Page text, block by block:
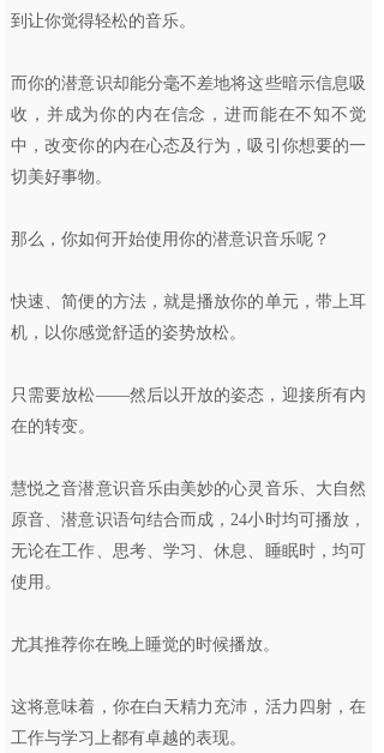
到让你觉得轻松的音乐。
而你的潜意识却能分毫不差地将这些暗示信息吸
收，并成为你的内在信念，进而能在不知不觉
中，改变你的内在心态及行为，吸引你想要的一
切美好事物。
那么，你如何开始使用你的潜意识音乐呢？
快速、简便的方法，就是播放你的单元，带上耳
机，以你感觉舒适的姿势放松。
只需要放松——然后以开放的姿态，迎接所有内
在的转变。
慧悦之音潜意识音乐由美妙的心灵音乐、大自然
原音、潜意识语句结合而成，24小时均可播放，
无论在工作、思考、学习、休息、睡眠时，均可
使用。
尤其推荐你在晚上睡觉的时候播放。
这将意味着，你在白天精力充沛，活力四射，在
工作与学习上都有卓越的表现。